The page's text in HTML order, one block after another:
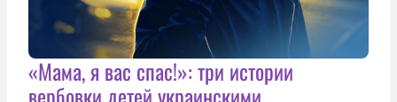
«Мама, я вас спас!»: три истории